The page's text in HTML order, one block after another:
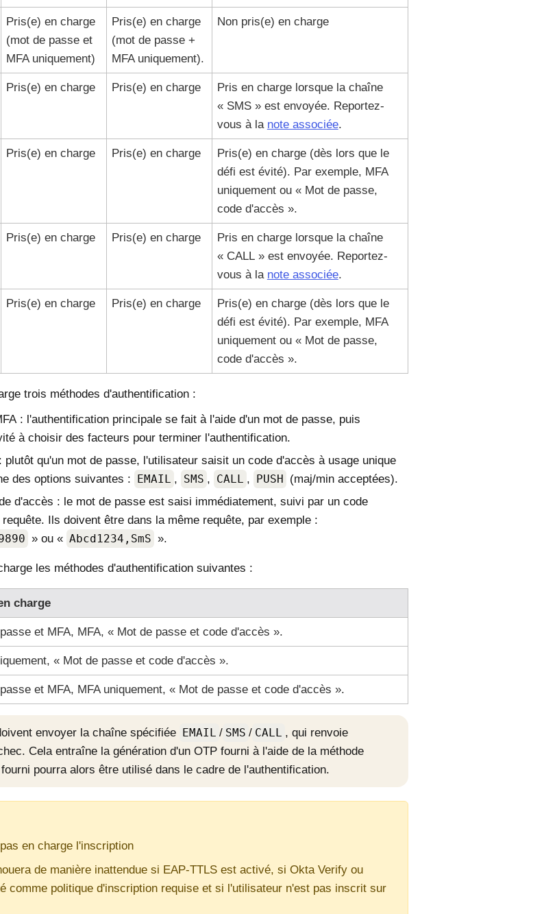
Pris(e) en charge
(mot de passe et
MFA uniquement)
Pris(e) en charge
(mot de passe +
MFA uniquement).
Non pris(e) en charge
Pris(e) en charge Pris(e) en charge
Pris en charge lorsque la chaîne
« SMS » est envoyée. Reportez-
vous à la note associée.
Pris(e) en charge Pris(e) en charge
Pris(e) en charge (dès lors que le
défi est évité). Par exemple, MFA
uniquement ou « Mot de passe,
code d'accès ».
Pris(e) en charge Pris(e) en charge
Pris en charge lorsque la chaîne
« CALL » est envoyée. Reportez-
vous à la note associée.
Pris(e) en charge Pris(e) en charge
Pris(e) en charge (dès lors que le
défi est évité). Par exemple, MFA
uniquement ou « Mot de passe,
code d'accès ».
trois méthodes d'authentification :
: l'authentification principale se fait à l'aide d'un mot de passe, puis
à choisir des facteurs pour terminer l'authentification.
plutôt qu'un mot de passe, l'utilisateur saisit un code d'accès à usage unique
des options suivantes : EMAIL , SMS , CALL , PUSH (maj/min acceptées).
d'accès : le mot de passe est saisi immédiatement, suivi par un code
Ils doivent être dans la même requête, par exemple :
» ou « Abcd1234,SmS ».
les méthodes d'authentification suivantes :
charge
et MFA, MFA, « Mot de passe et code d'accès ».
« Mot de passe et code d'accès ».
et MFA, MFA uniquement, « Mot de passe et code d'accès ».
envoyer la chaîne spécifiée EMAIL / SMS / CALL , qui renvoie
Cela entraîne la génération d'un OTP fourni à l'aide de la méthode
pourra alors être utilisé dans le cadre de l'authentification.
en charge l'inscription
de manière inattendue si EAP-TTLS est activé, si Okta Verify ou
comme politique d'inscription requise et si l'utilisateur n'est pas inscrit sur